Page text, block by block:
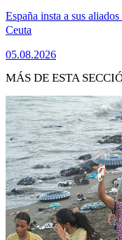
España insta a sus
Ceuta
05.08.2026
MÁS DE ESTA